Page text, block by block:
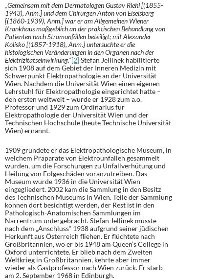
„Gemeinsam mit dem Dermatologen Gustav Riehl [(1855-
1943), Anm.] und dem Chirurgen Anton von Eiselsberg
[(1860-1939), Anm.] war er am Allgemeinen Wiener
Krankhaus maßgeblich an der praktischen Behandlung von
Patienten nach Stromunfällen beteiligt; mit Alexander
Kolisko [(1857-1918), Anm.] untersuchte er die
histologischen Veränderungen in den Organen nach der
Elektrizitätseinwirkung.“[2]Stefan Jellinek habilitierte
sich 1908 auf dem Gebiet der Inneren Medizin mit
Schwerpunkt Elektropathologie an der Universität
Wien. Nachdem die Universität Wien einen eigenen
Lehrstuhl für Elektropathologie eingerichtet hatte –
den ersten weltweit – wurde er 1928 zum a.o.
Professor und 1929 zum Ordinarius für
Elektropathologie der Universität Wien und der
Technischen Hochschule (heute Technische Universität
Wien) ernannt.
1909 gründete er das Elektropathologische Museum, in
welchem Präparate von Elektrounfällen gesammelt
wurden, um die Forschungen zu Unfallverhütung und
Heilung von Folgeschäden voranzutreiben. Das
Museum wurde 1936 in die Universität Wien
eingegliedert. 2002 kam die Sammlung in den Besitz
des Technischen Museums in Wien. Teile der Sammlung
können dort besichtigt werden, der Rest ist in den
Pathologisch-Anatomischen Sammlungen im
Narrentrum untergebracht. Stefan Jellinek musste
nach dem „Anschluss“ 1938 aufgrund seiner jüdischen
Herkunft aus Österreich fliehen. Er flüchtete nach
Großbritannien, wo er bis 1948 am Queen’s College in
Oxford unterrichtete. Er blieb nach dem Zweiten
Weltkrieg in Großbritannien, kehrte aber immer
wieder als Gastprofessor nach Wien zurück. Er starb
am 2. September 1968 in Edinburgh.